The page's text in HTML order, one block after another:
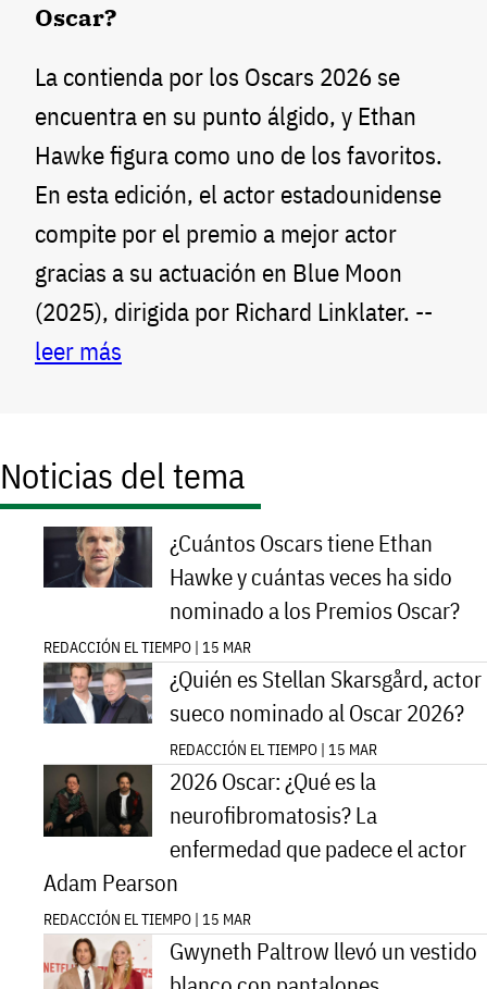
Oscar?
La contienda por los Oscars 2026 se
encuentra en su punto álgido, y Ethan
Hawke figura como uno de los favoritos.
En esta edición, el actor estadounidense
compite por el premio a mejor actor
gracias a su actuación en Blue Moon
(2025), dirigida por Richard Linklater. --
leer más
Noticias del tema
¿Cuántos Oscars tiene Ethan
Hawke y cuántas veces ha sido
nominado a los Premios Oscar?
REDACCIÓN EL TIEMPO | 15 MAR
¿Quién es Stellan Skarsgård, actor
sueco nominado al Oscar 2026?
REDACCIÓN EL TIEMPO | 15 MAR
2026 Oscar: ¿Qué es la
neurofibromatosis? La
enfermedad que padece el actor
Adam Pearson
REDACCIÓN EL TIEMPO | 15 MAR
Gwyneth Paltrow llevó un vestido